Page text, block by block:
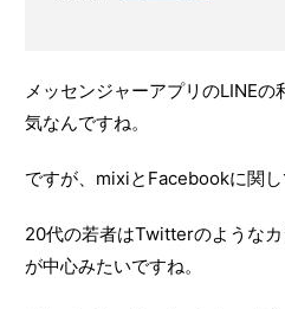
メッセンジャーアプリのLINE
気なんですね。
ですが、mixiとFacebookに関し
20代の若者はTwitterのような
が中心みたいですね。